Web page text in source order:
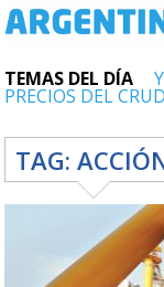
TEMAS DEL DÍA
PRECIOS DEL
TAG: